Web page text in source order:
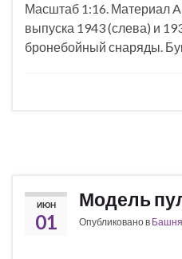
Масштаб 1:16. Материал
выпуска 1943 (слева) и
бронебойный снаряды.
ИЮН
01
Модель
Опубликовано в Башня